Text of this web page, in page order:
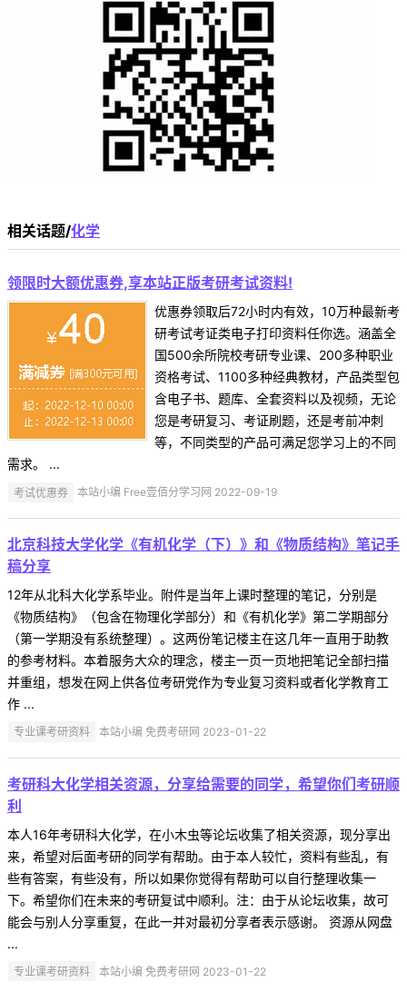
相关话题/化学
领限时大额优惠券,享本站正版考研考试资料!
优惠券领取后72小时内有效，10万种最新考
研考试考证类电子打印资料任你选。涵盖全
国500余所院校考研专业课、200多种职业
资格考试、1100多种经典教材，产品类型包
含电子书、题库、全套资料以及视频，无论
您是考研复习、考证刷题，还是考前冲刺
等，不同类型的产品可满足您学习上的不同
需求。 ...
考试优惠券 本站小编 Free壹佰分学习网 2022-09-19
北京科技大学化学《有机化学（下）》和《物质结构》笔记手
稿分享
12年从北科大化学系毕业。附件是当年上课时整理的笔记，分别是
《物质结构》（包含在物理化学部分）和《有机化学》第二学期部分
（第一学期没有系统整理）。这两份笔记楼主在这几年一直用于助教
的参考材料。本着服务大众的理念，楼主一页一页地把笔记全部扫描
并重组，想发在网上供各位考研党作为专业复习资料或者化学教育工
作 ...
专业课考研资料 本站小编 免费考研网 2023-01-22
考研科大化学相关资源，分享给需要的同学，希望你们考研顺
利
本人16年考研科大化学，在小木虫等论坛收集了相关资源，现分享出
来，希望对后面考研的同学有帮助。由于本人较忙，资料有些乱，有
些有答案，有些没有，所以如果你觉得有帮助可以自行整理收集一
下。希望你们在未来的考研复试中顺利。注：由于从论坛收集，故可
能会与别人分享重复，在此一并对最初分享者表示感谢。 资源从网盘
...
专业课考研资料 本站小编 免费考研网 2023-01-22